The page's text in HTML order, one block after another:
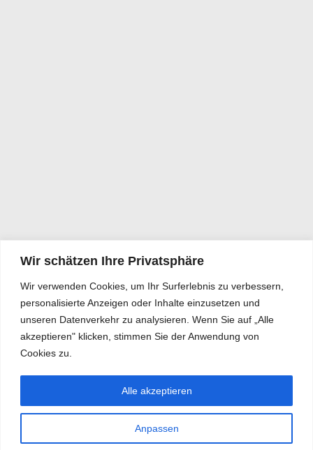
Wir schätzen Ihre Privatsphäre
Wir verwenden Cookies, um Ihr Surferlebnis zu verbessern,
personalisierte Anzeigen oder Inhalte einzusetzen und
unseren Datenverkehr zu analysieren. Wenn Sie auf „Alle
akzeptieren" klicken, stimmen Sie der Anwendung von
Cookies zu.
Anpassen
Alle akzeptieren